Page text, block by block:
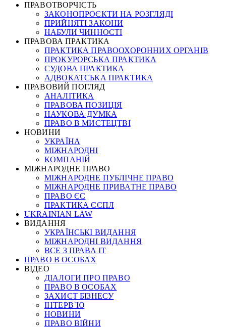
ПРАВОТВОРЧІСТЬ
ЗАКОНОПРОЄКТИ НА РОЗГЛЯДІ
ПРИЙНЯТІ ЗАКОНИ
НАБУЛИ ЧИННОСТІ
ПРАВОВА ПРАКТИКА
ПРАКТИКА ПРАВООХОРОННИХ ОРГАНІВ
ПРОКУРОРСЬКА ПРАКТИКА
СУДОВА ПРАКТИКА
АДВОКАТСЬКА ПРАКТИКА
ПРАВОВИЙ ПОГЛЯД
АНАЛІТИКА
ПРАВОВА ПОЗИЦІЯ
НАУКОВА ДУМКА
ПРАВО В МИСТЕЦТВІ
НОВИНИ
УКРАЇНА
МІЖНАРОДНІ
КОМПАНІЙ
МІЖНАРОДНЕ ПРАВО
МІЖНАРОДНЕ ПУБЛІЧНЕ ПРАВО
МІЖНАРОДНЕ ПРИВАТНЕ ПРАВО
ПРАВО ЄС
ПРАКТИКА ЄСПЛ
UKRAINIAN LAW
ВИДАННЯ
УКРАЇНСЬКІ ВИДАННЯ
МІЖНАРОДНІ ВИДАННЯ
ВСЕ З ПРАВА ІТ
ПРАВО В ОСОБАХ
ВІДЕО
ДІАЛОГИ ПРО ПРАВО
ПРАВО В ОСОБАХ
ЗАХИСТ БІЗНЕСУ
ІНТЕРВ`Ю
НОВИНИ
ПРАВО ВІЙНИ